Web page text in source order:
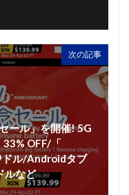
次の記事
ール」を開催! 5G
33% OFF/「
ドル/Androidタブ
ルなど